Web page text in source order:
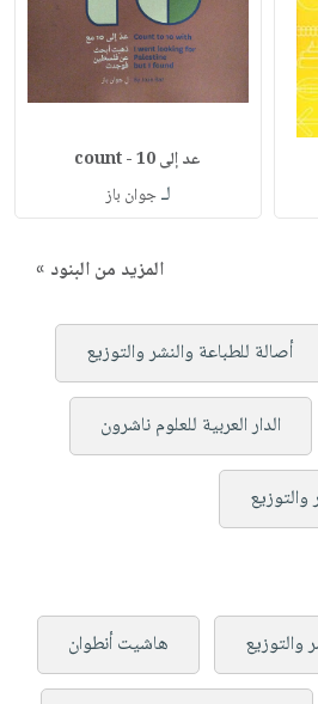
عد إلى 10 - count
لـجوان باز
المزيد من البنود »
أصالة للطباعة والنشر والتوزيع
الدار العربية للعلوم ناشرون
والتوزيع
والتوزيع هاشيت أنطوان